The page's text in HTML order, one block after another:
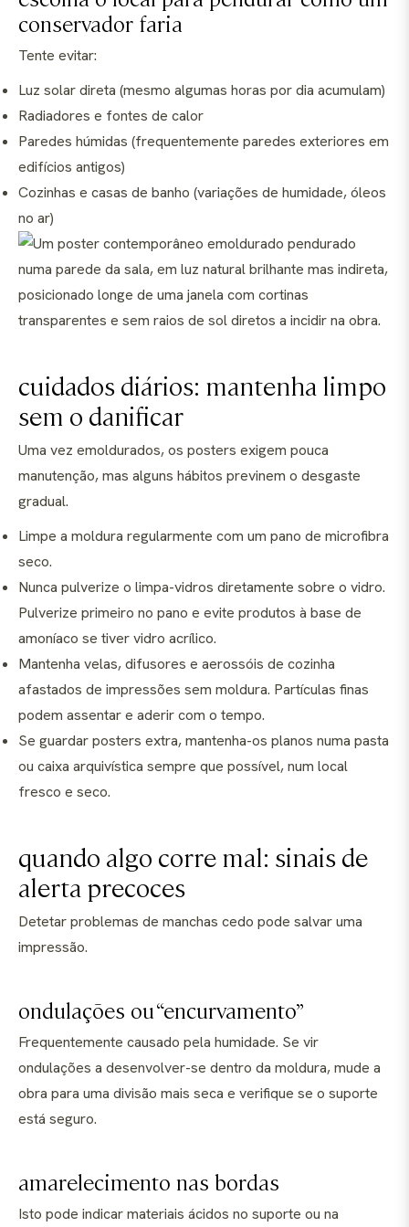
conservador faria
Tente evitar:
Luz solar direta (mesmo algumas horas por dia acumulam)
Radiadores e fontes de calor
Paredes húmidas (frequentemente paredes exteriores em
edifícios antigos)
Cozinhas e casas de banho (variações de humidade, óleos
no ar)
cuidados diários: mantenha limpo
sem o danificar
Uma vez emoldurados, os posters exigem pouca
manutenção, mas alguns hábitos previnem o desgaste
gradual.
Limpe a moldura regularmente com um pano de microfibra
seco.
Nunca pulverize o limpa-vidros diretamente sobre o vidro.
Pulverize primeiro no pano e evite produtos à base de
amoníaco se tiver vidro acrílico.
Mantenha velas, difusores e aerossóis de cozinha
afastados de impressões sem moldura. Partículas finas
podem assentar e aderir com o tempo.
Se guardar posters extra, mantenha-os planos numa pasta
ou caixa arquivística sempre que possível, num local
fresco e seco.
quando algo corre mal: sinais de
alerta precoces
Detetar problemas de manchas cedo pode salvar uma
impressão.
ondulações ou “encurvamento”
Frequentemente causado pela humidade. Se vir
ondulações a desenvolver-se dentro da moldura, mude a
obra para uma divisão mais seca e verifique se o suporte
está seguro.
amarelecimento nas bordas
Isto pode indicar materiais ácidos no suporte ou na